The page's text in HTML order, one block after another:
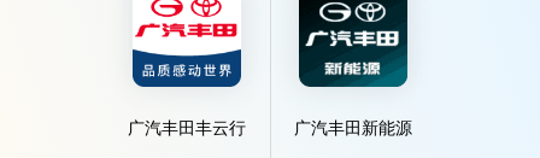
广汽丰田丰云行 广汽丰田新能源